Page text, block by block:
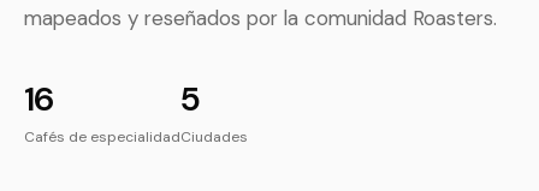
mapeados y reseñados por la comunidad Roasters.
16
Cafés de especialidad
5
Ciudades